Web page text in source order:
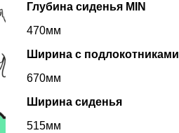
Глубина сиденья MIN
470мм
Ширина с подлокотниками
670мм
Ширина сиденья
515мм